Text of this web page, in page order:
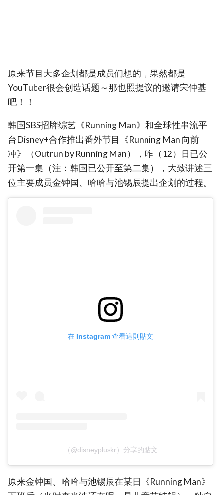
原来节目大多企划都是成员们想的，果然都是
YouTuber很会创造话题～那也照提议的邀请宋仲基
吧！！
韩国SBS招牌综艺《Running Man》和全球性串流平
台Disney+合作推出番外节目《Running Man 向前
冲》（Outrun by Running Man），昨（12）日已公
开第一集（注：韩国已公开至第二集），大致讲述三
位主要成员金钟国、哈哈与池锡辰提出企划的过程。
在 Instagram 查看這則貼文
（@disneypluskr）分享的貼文
原来金钟国、哈哈与池锡辰在某日《Running Man》